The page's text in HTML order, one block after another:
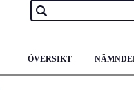
ÖVERSIKT